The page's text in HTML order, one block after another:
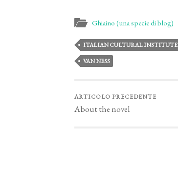
Ghiaino (una specie di blog)
ITALIAN CULTURAL INSTITUTE
VAN NESS
ARTICOLO PRECEDENTE
About the novel